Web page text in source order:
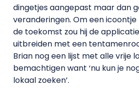
dingetjes aangepast maar dan
veranderingen. Om een icoontje
de toekomst zou hij de
uitbreiden met een
Brian nog een lijst met alle vrije
bemachtigen want ‘nu kun je
lokaal zoeken’.